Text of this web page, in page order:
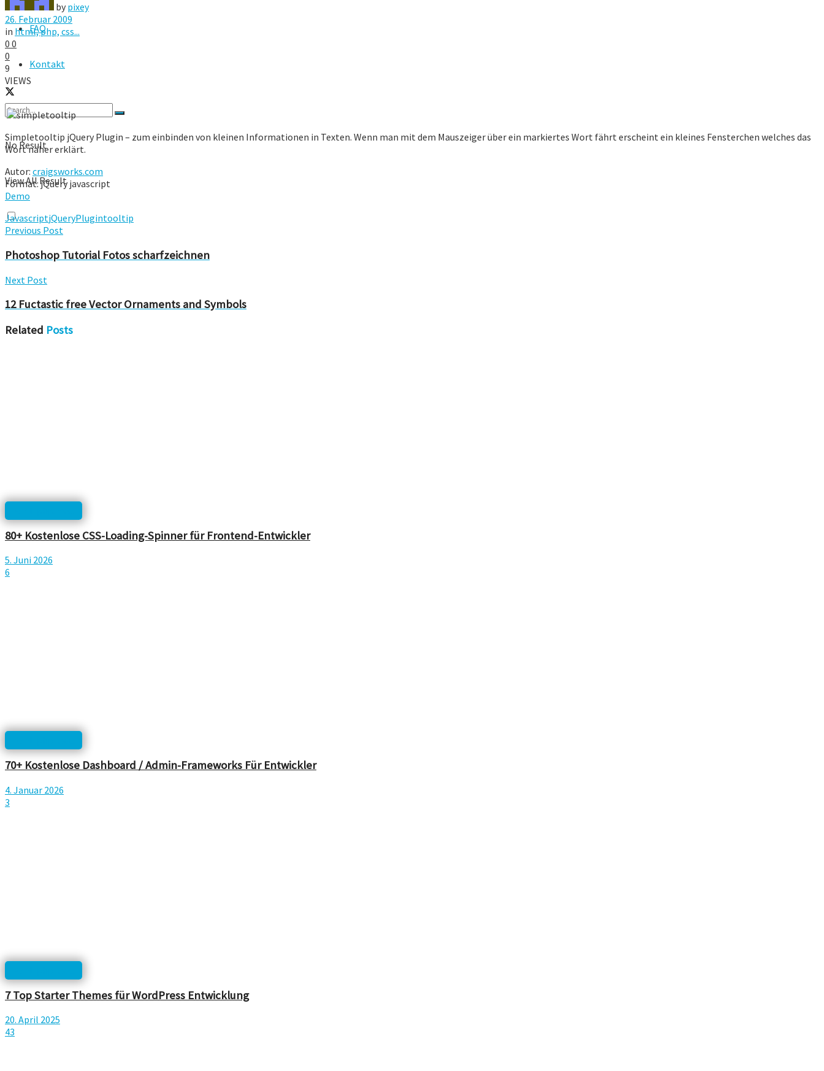
FAQ
Kontakt
No Result
View All Result
by pixey
26. Februar 2009
in html, php, css...
0 0
0
9
VIEWS
Simpletooltip jQuery Plugin – zum einbinden von kleinen Informationen in Texten. Wenn man mit dem Mauszeiger über ein markiertes Wort fährt erscheint ein kleines Fensterchen welches das
Wort näher erklärt.
Autor: craigsworks.com
Format: jQuery javascript
Demo
JavascriptjQueryPlugintooltip
Previous Post
Photoshop Tutorial Fotos scharfzeichnen
Next Post
12 Fuctastic free Vector Ornaments and Symbols
Related Posts
80+ Kostenlose CSS-Loading-Spinner für Frontend-Entwickler
5. Juni 2026
6
70+ Kostenlose Dashboard / Admin-Frameworks Für Entwickler
4. Januar 2026
3
7 Top Starter Themes für WordPress Entwicklung
20. April 2025
43